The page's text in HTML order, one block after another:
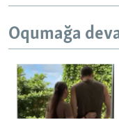
Oqumağa